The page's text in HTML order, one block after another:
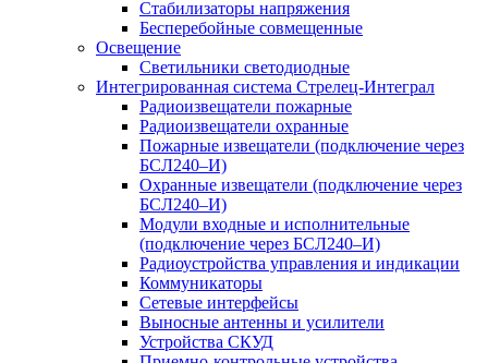
Стабилизаторы напряжения
Бесперебойные совмещенные
Освещение
Светильники светодиодные
Интегрированная система Стрелец-Интеграл
Радиоизвещатели пожарные
Радиоизвещатели охранные
Пожарные извещатели (подключение через
БСЛ240–И)
Охранные извещатели (подключение через
БСЛ240–И)
Модули входные и исполнительные
(подключение через БСЛ240–И)
Радиоустройства управления и индикации
Коммуникаторы
Сетевые интерфейсы
Выносные антенны и усилители
Устройства СКУД